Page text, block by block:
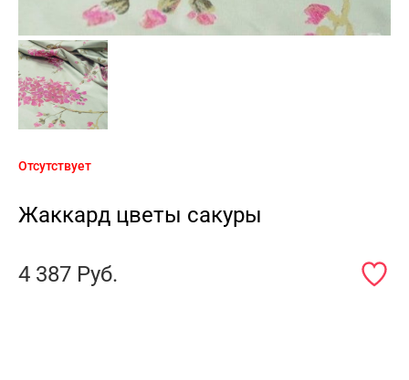
Отсутствует
Жаккард цветы сакуры
4 387 Руб.